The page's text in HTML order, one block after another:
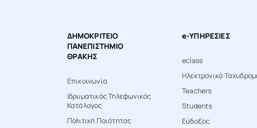
ΔΗΜΟΚΡΙΤΕΙΟ
ΠΑΝΕΠΙΣΤΗΜΙΟ
ΘΡΑΚΗΣ
Επικοινωνία
Ιδρυματικός Τηλεφωνικός
Κατάλογος
Πολιτική Ποιότητας
e-ΥΠΗΡΕΣΙΕΣ
eclass
Ηλεκτρονικό
Teachers
Students
Εύδοξος